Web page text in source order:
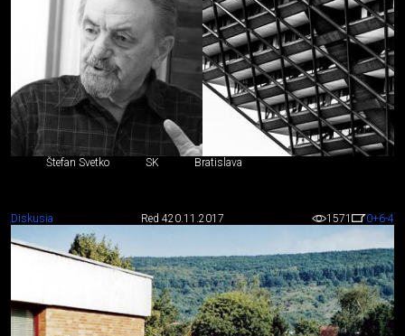
Štefan Svetko SK Bratislava
Diskusia Red 420.11.2017 1571 0+6-4